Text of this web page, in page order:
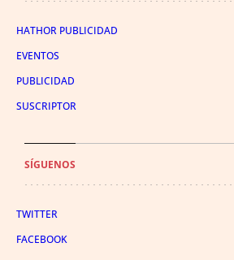
HATHOR PUBLICIDAD
EVENTOS
PUBLICIDAD
SUSCRIPTOR
SÍGUENOS
TWITTER
FACEBOOK